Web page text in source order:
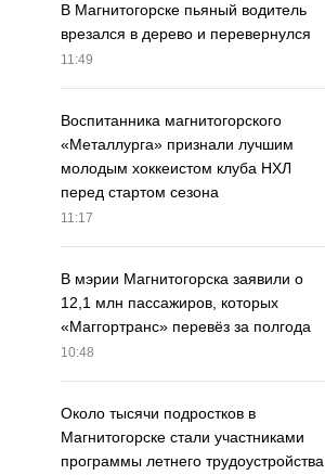
В Магнитогорске пьяный водитель
врезался в дерево и перевернулся
11:49
Воспитанника магнитогорского
«Металлурга» признали лучшим
молодым хоккеистом клуба НХЛ
перед стартом сезона
11:17
В мэрии Магнитогорска заявили о
12,1 млн пассажиров, которых
«Маггортранс» перевёз за полгода
10:48
Около тысячи подростков в
Магнитогорске стали участниками
программы летнего трудоустройства